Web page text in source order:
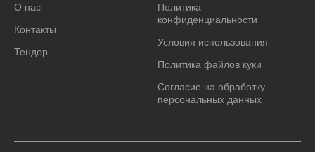
О нас
Контакты
Тендер
Политика
конфиденциальности
Условия использования
Политика файлов куки
Согласие на обработку
персональных данных